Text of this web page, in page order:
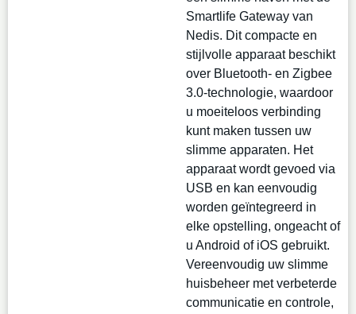
Smartlife Gateway van
Nedis. Dit compacte en
stijlvolle apparaat beschikt
over Bluetooth- en Zigbee
3.0-technologie, waardoor
u moeiteloos verbinding
kunt maken tussen uw
slimme apparaten. Het
apparaat wordt gevoed via
USB en kan eenvoudig
worden geïntegreerd in
elke opstelling, ongeacht of
u Android of iOS gebruikt.
Vereenvoudig uw slimme
huisbeheer met verbeterde
communicatie en controle,